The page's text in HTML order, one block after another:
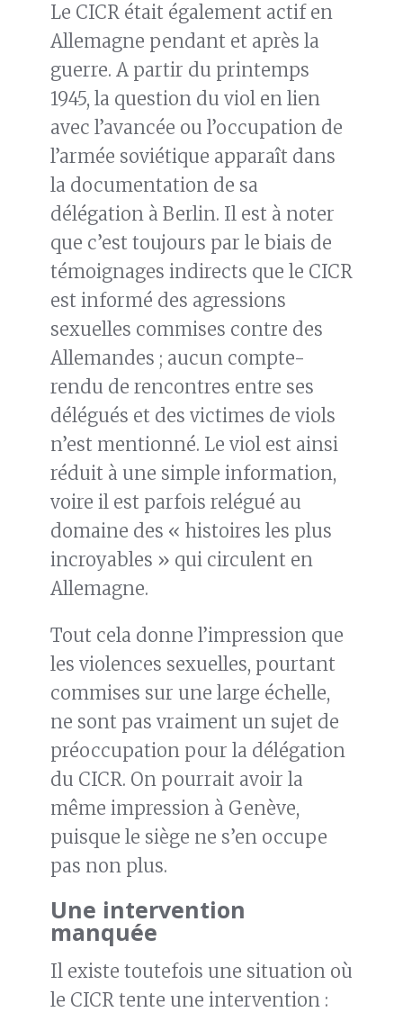
Le CICR était également actif en
Allemagne pendant et après la
guerre. A partir du printemps
1945, la question du viol en lien
avec l’avancée ou l’occupation de
l’armée soviétique apparaît dans
la documentation de sa
délégation à Berlin. Il est à noter
que c’est toujours par le biais de
témoignages indirects que le CICR
est informé des agressions
sexuelles commises contre des
Allemandes ; aucun compte-
rendu de rencontres entre ses
délégués et des victimes de viols
n’est mentionné. Le viol est ainsi
réduit à une simple information,
voire il est parfois relégué au
domaine des « histoires les plus
incroyables » qui circulent en
Allemagne.
Tout cela donne l’impression que
les violences sexuelles, pourtant
commises sur une large échelle,
ne sont pas vraiment un sujet de
préoccupation pour la délégation
du CICR. On pourrait avoir la
même impression à Genève,
puisque le siège ne s’en occupe
pas non plus.
Une intervention
manquée
Il existe toutefois une situation où
le CICR tente une intervention :